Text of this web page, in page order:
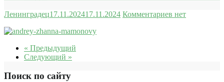
Ленинградец17.11.202417.11.2024 Комментариев нет
« Предыдущий
Следующий »
Поиск по сайту